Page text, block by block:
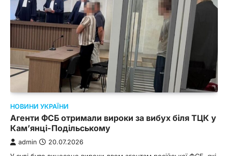
НОВИНИ УКРАЇНИ
Агенти ФСБ отримали вироки за вибух біля ТЦК у
Кам’янці-Подільському
admin 20.07.2026